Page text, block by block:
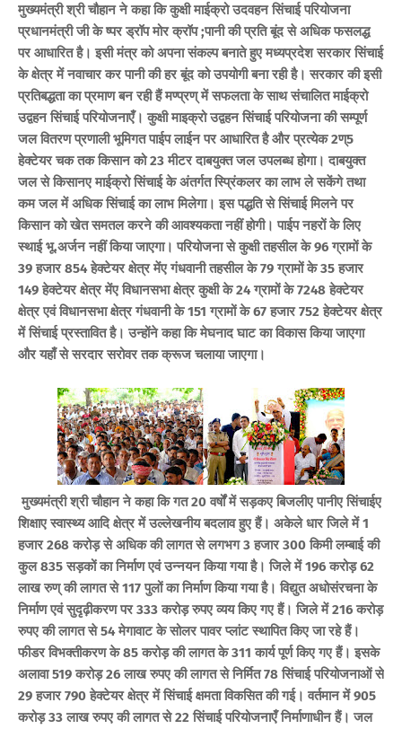
मुख्यमंत्री श्री चौहान ने कहा कि कुक्षी माईक्रो उदवहन सिंचाई परियोजना
प्रधानमंत्री जी के ष्पर ड्रॉप मोर क्रॉप ;पानी की प्रति बूंद से अधिक फसलद्ध
पर आधारित है। इसी मंत्र को अपना संकल्प बनाते हुए मध्यप्रदेश सरकार सिंचाई
के क्षेत्र में नवाचार कर पानी की हर बूंद को उपयोगी बना रही है। सरकार की इसी
प्रतिबद्धता का प्रमाण बन रही हैं मण्प्रण् में सफलता के साथ संचालित माईक्रो
उद्वहन सिंचाई परियोजनाएँ। कुक्षी माइक्रो उद्वहन सिंचाई परियोजना की सम्पूर्ण
जल वितरण प्रणाली भूमिगत पाईप लाईन पर आधारित है और प्रत्येक 2ण्5
हेक्टेयर चक तक किसान को 23 मीटर दाबयुक्त जल उपलब्ध होगा। दाबयुक्त
जल से किसानए माईक्रो सिंचाई के अंतर्गत स्प्रिंकलर का लाभ ले सकेंगे तथा
कम जल में अधिक सिंचाई का लाभ मिलेगा। इस पद्धति से सिंचाई मिलने पर
किसान को खेत समतल करने की आवश्यकता नहीं होगी। पाईप नहरों के लिए
स्थाई भू.अर्जन नहीं किया जाएगा। परियोजना से कुक्षी तहसील के 96 ग्रामों के
39 हजार 854 हेक्टेयर क्षेत्र मेंए गंधवानी तहसील के 79 ग्रामों के 35 हजार
149 हेक्टेयर क्षेत्र मेंए विधानसभा क्षेत्र कुक्षी के 24 ग्रामों के 7248 हेक्टेयर
क्षेत्र एवं विधानसभा क्षेत्र गंधवानी के 151 ग्रामों के 67 हजार 752 हेक्टेयर क्षेत्र
में सिंचाई प्रस्तावित है। उन्होंने कहा कि मेघनाद घाट का विकास किया जाएगा
और यहाँ से सरदार सरोवर तक क्रूज चलाया जाएगा।
मुख्यमंत्री श्री चौहान ने कहा कि गत 20 वर्षों में सड़कए बिजलीए पानीए सिंचाईए
शिक्षाए स्वास्थ्य आदि क्षेत्र में उल्लेखनीय बदलाव हुए हैं। अकेले धार जिले में 1
हजार 268 करोड़ से अधिक की लागत से लगभग 3 हजार 300 किमी लम्बाई की
कुल 835 सड़कों का निर्माण एवं उन्नयन किया गया है। जिले में 196 करोड़ 62
लाख रुण् की लागत से 117 पुलों का निर्माण किया गया है। विद्युत अधोसंरचना के
निर्माण एवं सुदृढ़ीकरण पर 333 करोड़ रुपए व्यय किए गए हैं। जिले में 216 करोड़
रुपए की लागत से 54 मेगावाट के सोलर पावर प्लांट स्थापित किए जा रहे हैं।
फीडर विभक्तीकरण के 85 करोड़ की लागत के 311 कार्य पूर्ण किए गए हैं। इसके
अलावा 519 करोड़ 26 लाख रुपए की लागत से निर्मित 78 सिंचाई परियोजनाओं से
29 हजार 790 हेक्टेयर क्षेत्र में सिंचाई क्षमता विकसित की गई। वर्तमान में 905
करोड़ 33 लाख रुपए की लागत से 22 सिंचाई परियोजनाएँ निर्माणाधीन हैं। जल